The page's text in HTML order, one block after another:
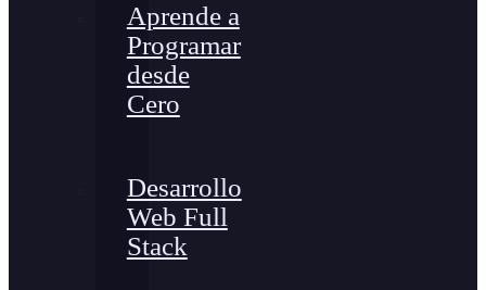
Aprende a
Programar
desde
Cero
Desarrollo
Web Full
Stack